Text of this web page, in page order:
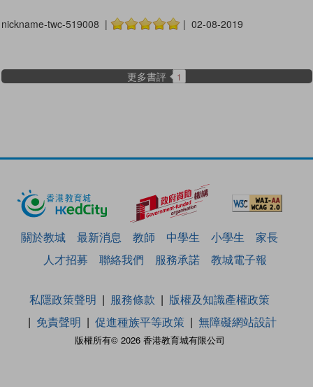
nickname-twc-519008 | | 02-08-2019
更多書評 1
關於教城 最新消息 教師 中學生 小學生
家長
人才招募
聯絡我們 服務承諾 教城電子報
版權所有© 2026 香港教育城有限公司
私隱政策聲明 服務條款
版權及知識產權政策
免責聲明
促進種族平等政策 無障礙網站設計